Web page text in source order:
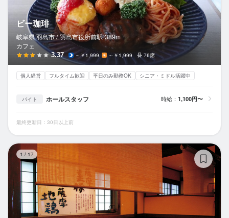
ビー珈琲
岐阜県 羽島市 / 羽島市役所前駅 389m
カフェ
3.37 ～￥1,999 ～￥1,999 76席
個人経営 フルタイム歓迎 平日のみ勤務OK シニア・ミドル活躍中
バイト ホールスタッフ 時給： 1,100円〜
最終更新日：30日以上前
1 / 17